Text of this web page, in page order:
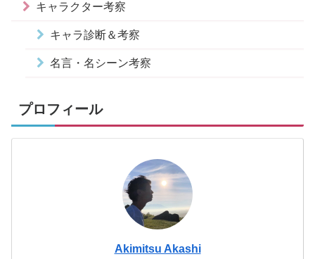
キャラクター考察
キャラ診断＆考察
名言・名シーン考察
プロフィール
Akimitsu Akashi